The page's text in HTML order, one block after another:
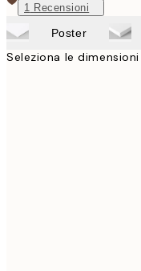
1 Recensioni
Poster
Seleziona le dimensioni